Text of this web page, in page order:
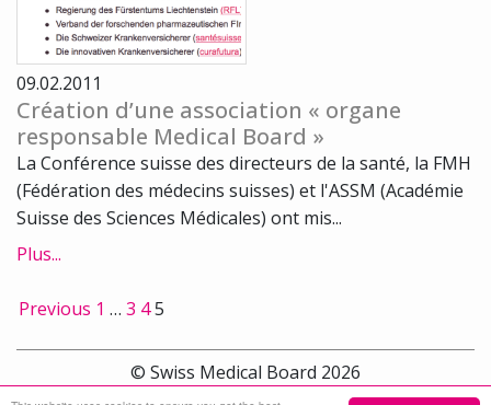
09.02.2011
Création d’une association « organe
responsable Medical Board »
La Conférence suisse des directeurs de la santé, la FMH
(Fédération des médecins suisses) et l'ASSM (Académie
Suisse des Sciences Médicales) ont mis...
Plus...
Previous 1 … 3 45
© Swiss Medical Board 2026